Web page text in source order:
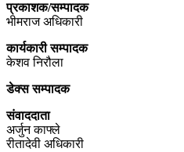
प्रकाशक/सम्पादक
भीमराज अधिकारी
कार्यकारी सम्पादक
केशव निरौला
डेक्स सम्पादक
संवाददाता
अर्जुन काफ्ले
रीतादेवी अधिकारी